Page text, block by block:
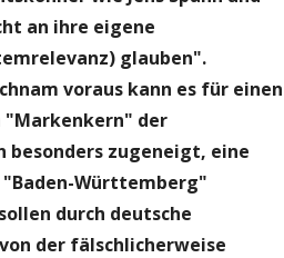
an ihre eigene
glauben".
voraus kann es für einen
"Markenkern" der
zugeneigt, eine
Württemberg"
durch deutsche
der fälschlicherweise